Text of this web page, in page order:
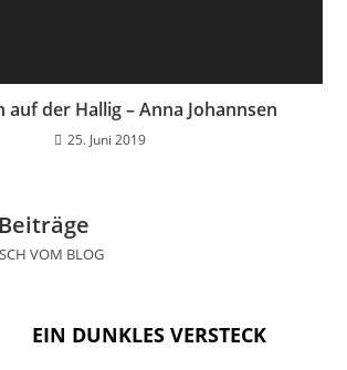
auf der Hallig – Anna Johannsen
25. Juni 2019
VOM BLOG
EIN DUNKLES VERSTECK